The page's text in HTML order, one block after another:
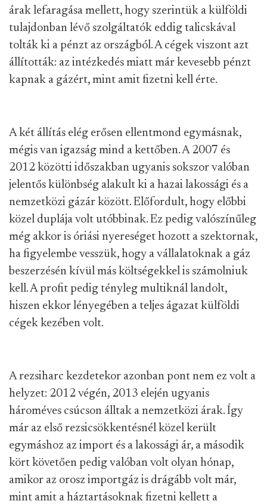
árak lefaragása mellett, hogy szerintük a külföldi
tulajdonban lévő szolgáltatók eddig talicskával
tolták ki a pénzt az országból. A cégek viszont azt
állították: az intézkedés miatt már kevesebb pénzt
kapnak a gázért, mint amit fizetni kell érte.
A két állítás elég erősen ellentmond egymásnak,
mégis van igazság mind a kettőben. A 2007 és
2012 közötti időszakban ugyanis sokszor valóban
jelentős különbség alakult ki a hazai lakossági és a
nemzetközi gázár között. Előfordult, hogy előbbi
közel duplája volt utóbbinak. Ez pedig valószínűleg
még akkor is óriási nyereséget hozott a szektornak,
ha figyelembe vesszük, hogy a vállalatoknak a gáz
beszerzésén kívül más költségekkel is számolniuk
kell. A profit pedig tényleg multiknál landolt,
hiszen ekkor lényegében a teljes ágazat külföldi
cégek kezében volt.
A rezsiharc kezdetekor azonban pont nem ez volt a
helyzet: 2012 végén, 2013 elején ugyanis
hároméves csúcson álltak a nemzetközi árak. Így
már az első rezsicsökkentésnél közel került
egymáshoz az import és a lakossági ár, a második
kört követően pedig valóban volt olyan hónap,
amikor az orosz importgáz is drágább volt már,
mint amit a háztartásoknak fizetni kellett a